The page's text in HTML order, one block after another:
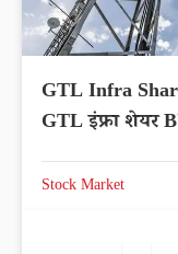
GTL Infra
GTL इंफ्रा शेयर
Stock Market